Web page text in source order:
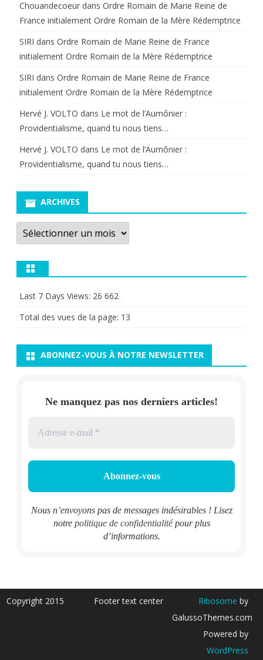
Chouandecoeur dans Ordre Romain de Marie Reine de
France initialement Ordre Romain de la Mère Rédemptrice
SIRI dans Ordre Romain de Marie Reine de France
initialement Ordre Romain de la Mère Rédemptrice
SIRI dans Ordre Romain de Marie Reine de France
initialement Ordre Romain de la Mère Rédemptrice
Hervé J. VOLTO dans Le mot de l’Aumônier :
Providentialisme, quand tu nous tiens…
Hervé J. VOLTO dans Le mot de l’Aumônier :
Providentialisme, quand tu nous tiens…
ARCHIVES
Archives
Last 7 Days Views: 26 662
Total des vues de la page: 13
ABONNEZ-VOUS À NOTRE NEWSLETTER
Ne manquez pas nos derniers articles!
Nous n’envoyons pas de messages indésirables ! Lisez
notre politique de confidentialitépour plus
d’informations.
Copyright 2015 Footer text center Ribosome by
GalussoThemes.com
Powered by
WordPress